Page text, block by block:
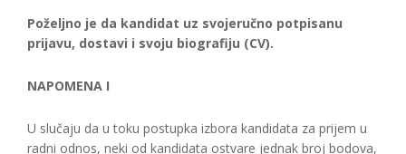
Poželjno je da kandidat uz svojeručno potpisanu
prijavu, dostavi i svoju biografiju (CV).
NAPOMENA I
U slučaju da u toku postupka izbora kandidata za prijem u
radni odnos, neki od kandidata ostvare jednak broj bodova,